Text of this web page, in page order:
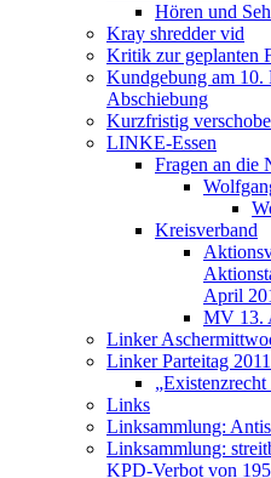
Hören und
Kray shredder vid
Kritik zur geplanten
Kundgebung am 10.
Abschiebung
Kurzfristig
LINKE-Essen
Fragen an die
Kreisverband
April
MV 13.
Linker
Linker Parteitag
Links
Linksammlung:
Linksammlung:
KPD-Verbot von